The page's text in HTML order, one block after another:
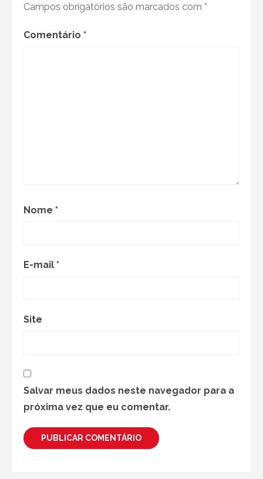
Campos obrigatórios são marcados com *
Comentário *
Nome *
E-mail *
Site
Salvar meus dados neste navegador para a
próxima vez que eu comentar.